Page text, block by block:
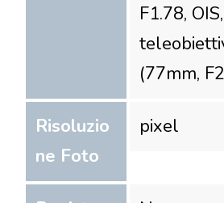
F1.78,
(77mm,
Risoluzio
ne Foto
pixel